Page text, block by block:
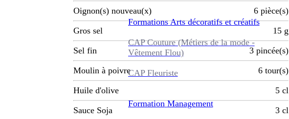
Formations Arts décoratifs et créatifs
CAP Couture (Métiers de la mode -
Vêtement Flou)
CAP Fleuriste
Formation Management
Oignon(s) nouveau(x) 6 pièce(s)
Gros sel 15 g
Sel fin 3 pincée(s)
Moulin à poivre 6 tour(s)
Huile d'olive 5 cl
Sauce Soja 3 cl